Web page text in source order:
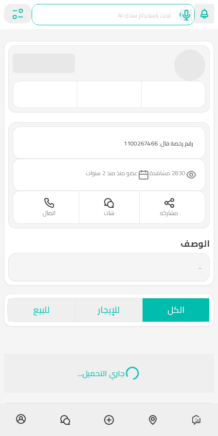
رقم رخصة فال: 1100267466
2830 مشاهدة عضو منذمنذ 2 سنوات
اتصال شات مشاركه
الوصف
-
الكل للإيجار للبيع
جاري التحميل...